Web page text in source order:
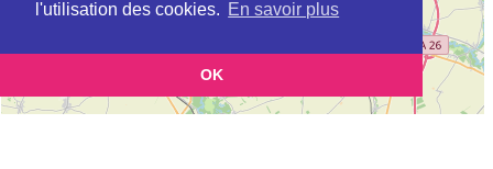
l'utilisation des cookies. En savoir plus
OK